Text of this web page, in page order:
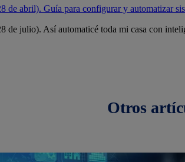
de abril). Guía para configurar y automatizar
de julio). Así automaticé toda mi casa con
Otros